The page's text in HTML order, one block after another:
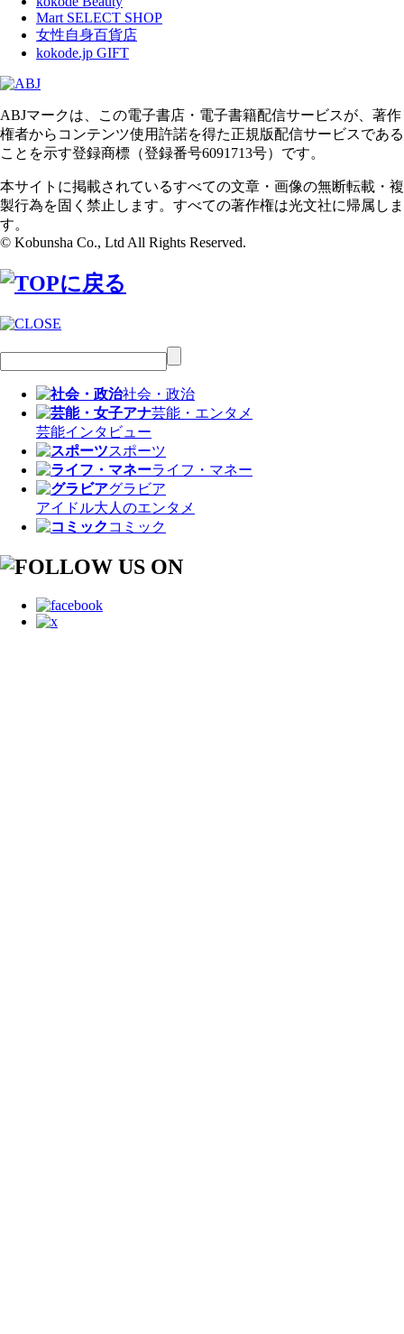
Mart SELECT SHOP
女性自身百貨店
kokode.jp GIFT
ABJマークは、この電子書店・電子書籍配信サービスが、著作
権者からコンテンツ使用許諾を得た正規版配信サービスである
ことを示す登録商標（登録番号6091713号）です。
本サイトに掲載されているすべての文章・画像の無断転載・複
製行為を固く禁止します。すべての著作権は光文社に帰属しま
す。
© Kobunsha Co., Ltd All Rights Reserved.
社会・政治
芸能・エンタメ
芸能インタビュー
スポーツ
ライフ・マネー
グラビア
アイドル大人のエンタメ
コミック